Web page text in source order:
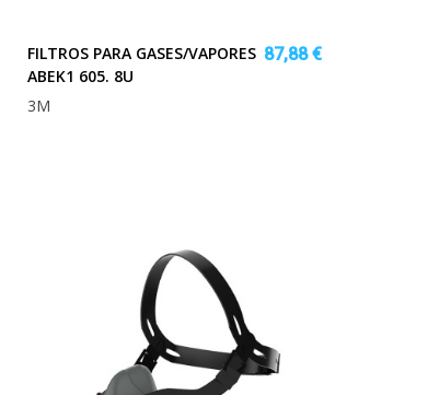
FILTROS PARA GASES/VAPORES
ABEK1 605. 8U
87,88 €
3M